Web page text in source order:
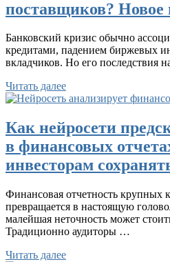
поставщиков? Новое
Банковский кризис обычно
кредитами, падением биржевых
вкладчиков. Но его последствия
Читать далее
Как нейросети
в финансовых
инвесторам
Финансовая отчетность крупных
превращается в настоящую
малейшая неточность может
Традиционно аудиторы …
Читать далее